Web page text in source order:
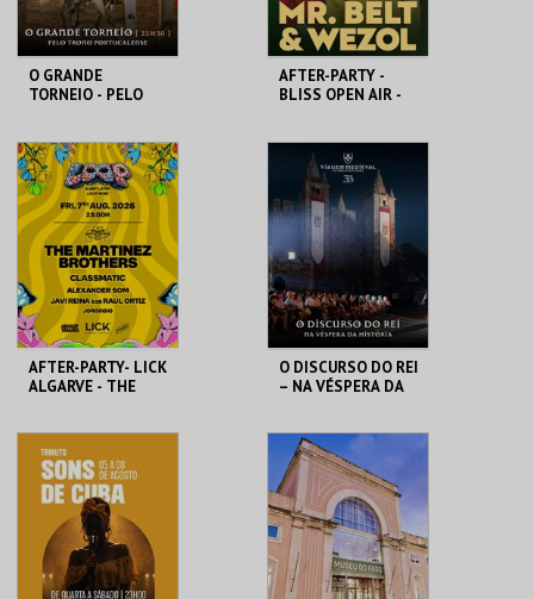
O GRANDE
TORNEIO - PELO
SANTA MARIA DA
FEIRA
MAIS INFO
COMPRAR
AFTER-PARTY -
BLISS OPEN AIR -
BLISS OPEN AIR
MAIS INFO
COMPRAR
AFTER-PARTY- LICK
ALGARVE - THE
LICK ALGARVE
MAIS INFO
COMPRAR
O DISCURSO DO REI
– NA VÉSPERA DA
SANTA MARIA DA
FEIRA
MAIS INFO
COMPRAR